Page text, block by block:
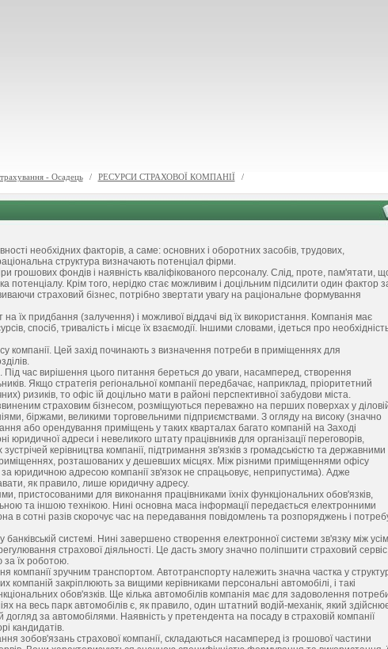
- Осадець / РЕСУРСИ СТРАХОВОЇ КОМПАНІЇ /
необхідних факторів, а саме: основних і оборотних засобів, трудових,
структура визначають потенціал фірми.
грошових фондів і наявність кваліфікованого персоналу. Слід, проте, пам'ятати,
потенціалу. Крім того, нерідко стає можливим і доцільним підсилити один фактор
страховий бізнес, потрібно звертати увагу на раціональне формування
їх придбання (залучення) і можливої віддачі від їх використання. Компанія має
спосіб, тривалість і місце їх взаємодії. Іншими словами, ідеться про
компанії. Цей захід починають з визначення потреби в приміщеннях для
час вирішення цього питання береться до уваги, насамперед, створення
Якщо стратегія регіональної компанії передбачає, наприклад, пріоритетний
ризиків, то офіс їй доцільно мати в районі перспективної забудови міста.
страховим бізнесом, розміщуються переважно на перших поверхах у
біржами, великими торговельними підприємствами. З огляду на високу (значно
або орендування приміщень у таких кварталах багато компаній на Заході
адреси і невеликого штату працівників для організації переговорів,
керівництва компанії, підтримання зв'язків з громадськістю та державними
розташованих у дешевших місцях. Між різними приміщеннями офісу
юридичною адресою компанії зв'язок не спрацьовує, неприпустима). Адже
як правило, лише юридичну адресу.
пристосованими для виконання працівниками їхніх функціональних обов'язків,
та іншою технікою. Нині основна маса інформації передається електронними
в сотні разів скорочує час на передавання повідомлень та розпоряджень і
системі. Нині завершено створення електронної системи зв'язку між
страхової діяльності. Це дасть змогу значно поліпшити страховий
за їх роботою.
компанії зручним транспортом. Автотранспорту належить значна частка у
компаній закріплюють за вищими керівниками персональні автомобілі, і такі
обов'язків. Ще кілька автомобілів компанія має для задоволення
на весь парк автомобілів є, як правило, один штатний водій-механік, який
догляд за автомобілями. Наявність у претендента на посаду в страховій компанії
кандидатів.
зобов'язань страхової компанії, складаються насамперед із грошової частини